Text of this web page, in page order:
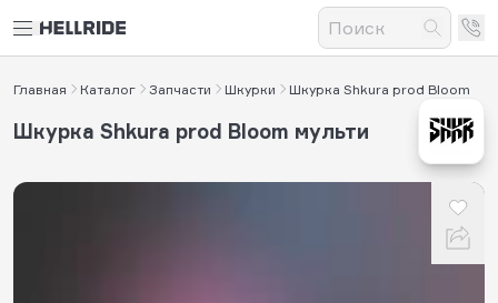
Главная Каталог Запчасти Шкурки Шкурка Shkura prod Bloom
Шкурка Shkura prod Bloom мульти